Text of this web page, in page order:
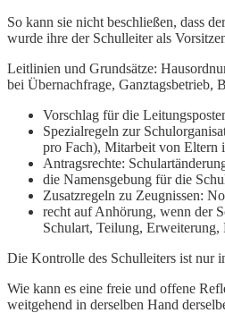
So kann sie nicht beschließen, dass
wurde ihre der Schulleiter als
Leitlinien und Grundsätze:
bei Übernachfrage,
Vorschlag für die
Spezialregeln zur
pro Fach), Mitarbeit von Eltern
Antragsrechte:
die Namensgebung für die
Zusatzregeln zu Zeugnissen:
recht auf Anhörung, wenn der
Schulart, Teilung, Erweiterung,
Die Kontrolle des Schulleiters ist nur
Wie kann es eine freie und offene
weitgehend in derselben Hand